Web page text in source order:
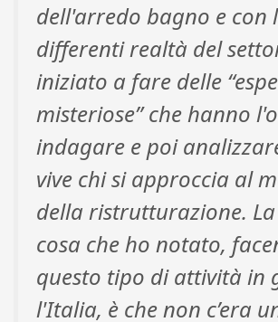
dell'arredo bagno e con
differenti realtà del
iniziato a fare delle
misteriose” che hanno
indagare e poi
vive chi si approccia al
della ristrutturazione.
cosa che ho notato,
questo tipo di attività in
l'Italia, è che non c’era